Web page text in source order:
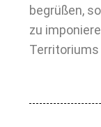
begrüßen,
zu
Territoriums